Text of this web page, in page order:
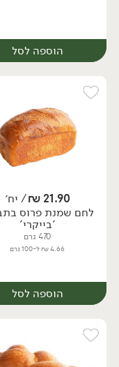
הוספה לסל
יח׳
21.90
₪/ יח׳
לחם שמנת פרוס
'בייקרי'
470 גרם
4.66 ₪ ל-100 גרם
הוספה לסל